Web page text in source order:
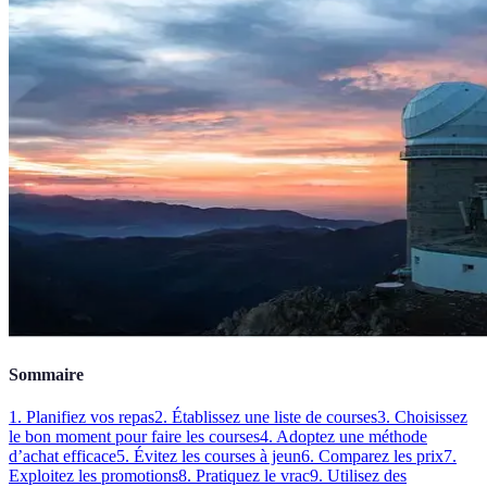
Sommaire
1. Planifiez vos repas2. Établissez une liste de courses3. Choisissez
le bon moment pour faire les courses4. Adoptez une méthode
d’achat efficace5. Évitez les courses à jeun6. Comparez les prix7.
Exploitez les promotions8. Pratiquez le vrac9. Utilisez des